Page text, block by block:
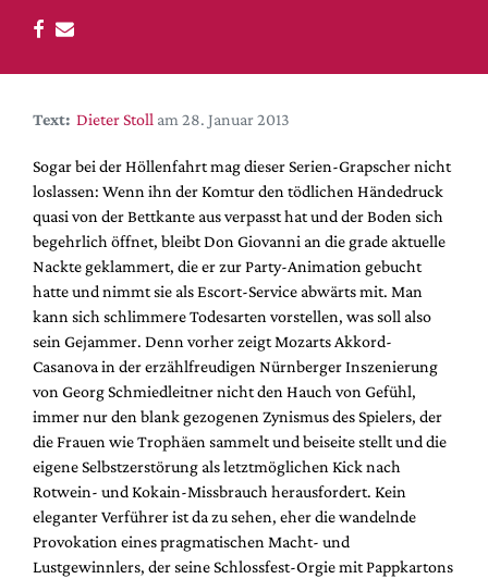
DdB-map
Kalender
Festival-Planer
Hefte
Alle Hefte
Leseproben
Podcast
Service
Shop / Abo
Newsletter
Redaktion
Autor:innen
Partner
Mediadaten
Suche
Text: Dieter Stoll am 28. Januar 2013
Sogar bei der Höllenfahrt mag dieser Serien-Grapscher nicht
loslassen: Wenn ihn der Komtur den tödlichen Händedruck
quasi von der Bettkante aus verpasst hat und der Boden sich
begehrlich öffnet, bleibt Don Giovanni an die grade aktuelle
Nackte geklammert, die er zur Party-Animation gebucht
hatte und nimmt sie als Escort-Service abwärts mit. Man
kann sich schlimmere Todesarten vorstellen, was soll also
sein Gejammer. Denn vorher zeigt Mozarts Akkord-
Casanova in der erzählfreudigen Nürnberger Inszenierung
von Georg Schmiedleitner nicht den Hauch von Gefühl,
immer nur den blank gezogenen Zynismus des Spielers, der
die Frauen wie Trophäen sammelt und beiseite stellt und die
eigene Selbstzerstörung als letztmöglichen Kick nach
Rotwein- und Kokain-Missbrauch herausfordert. Kein
eleganter Verführer ist da zu sehen, eher die wandelnde
Provokation eines pragmatischen Macht- und
Lustgewinnlers, der seine Schlossfest-Orgie mit Pappkartons